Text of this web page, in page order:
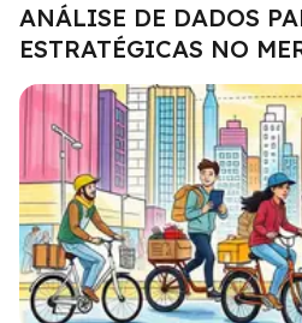
ANÁLISE DE DADOS
ESTRATÉGICAS NO